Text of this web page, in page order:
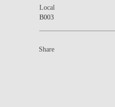
Local
B003
Share